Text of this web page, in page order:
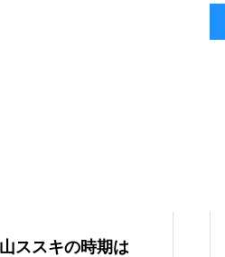
ススキの時期は